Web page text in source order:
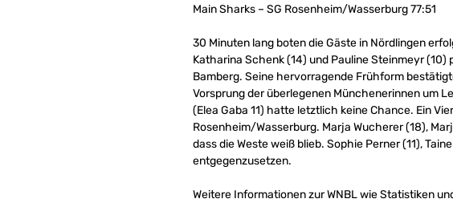
Main Sharks – SG Rosenheim/Wasserburg 77:51
30 Minuten lang boten die Gäste in Nördlingen
Katharina Schenk (14) und Pauline Steinmeyr
Bamberg. Seine hervorragende Frühform
Vorsprung der überlegenen Münchenerinnen um
(Elea Gaba 11) hatte letztlich keine Chance. Ein
Rosenheim/Wasserburg. Marja Wucherer (18),
dass die Weste weiß blieb. Sophie Perner (11),
entgegenzusetzen.
Weitere Informationen zur WNBL wie Statistiken